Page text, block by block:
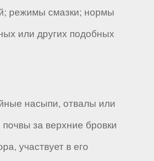
режимы смазки; нормы
или других подобных
насыпи, отвалы или
за верхние бровки
участвует в его